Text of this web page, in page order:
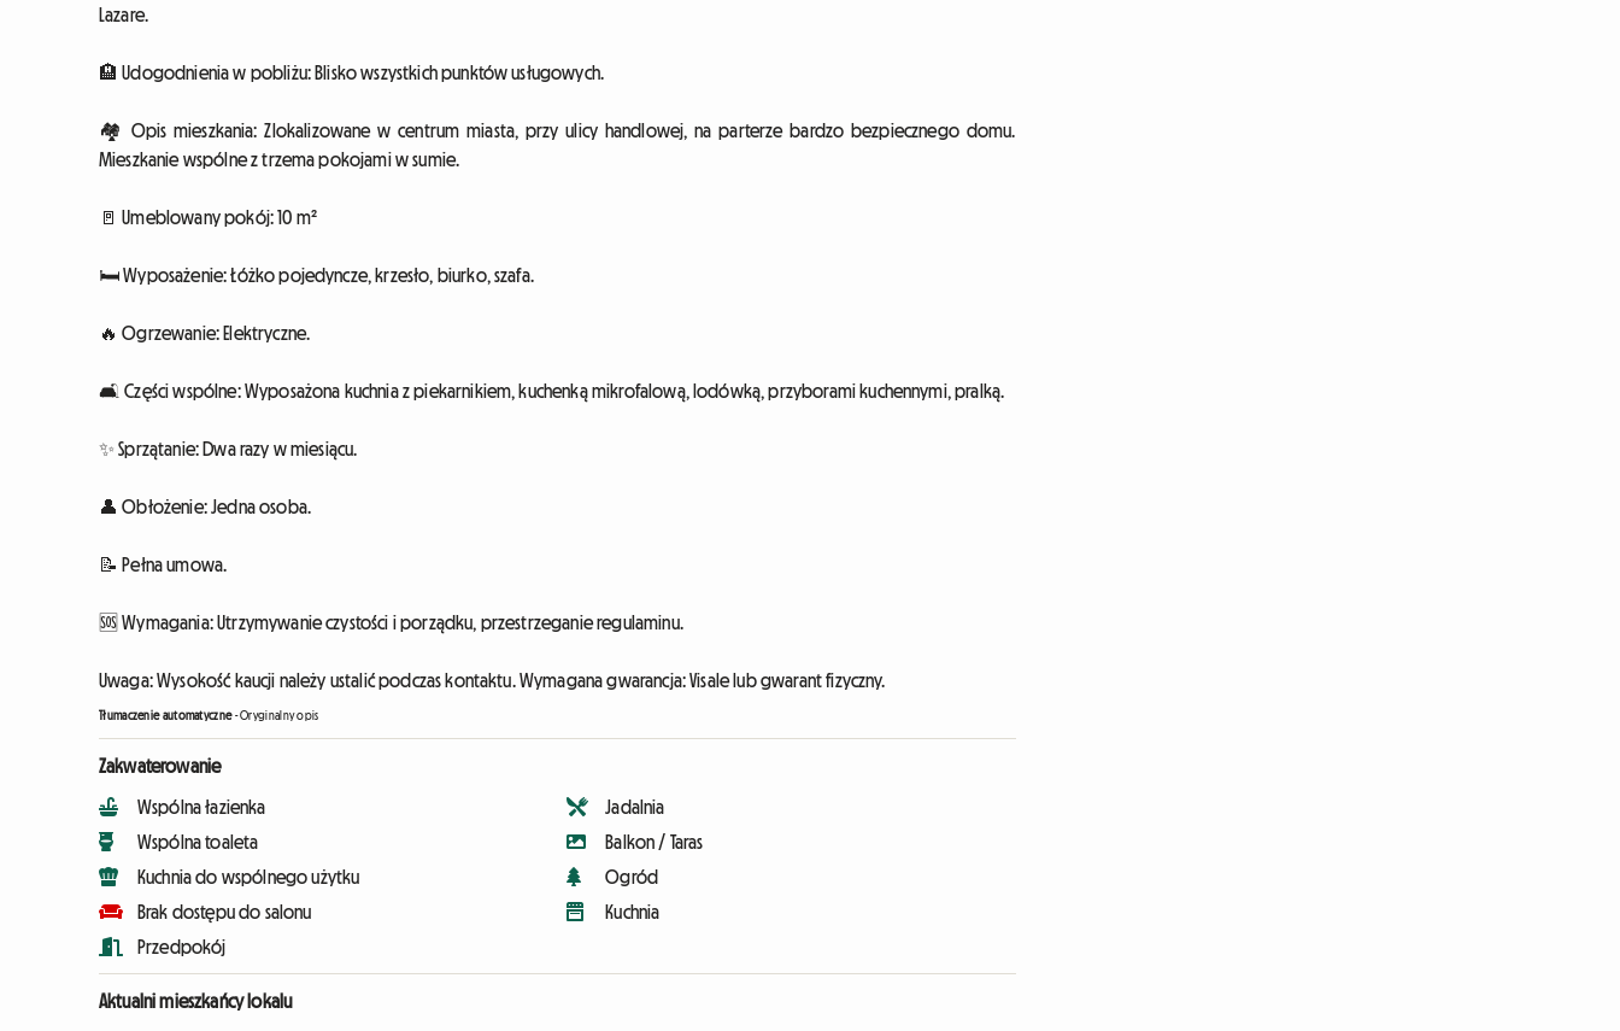
Lazare.
🏨 Udogodnienia w pobliżu: Blisko wszystkich punktów usługowych.
🏘 Opis mieszkania: Zlokalizowane w centrum miasta, przy ulicy handlowej, na parterze bardzo bezpiecznego domu.
Mieszkanie wspólne z trzema pokojami w sumie.
🚪 Umeblowany pokój: 10 m²
🛏 Wyposażenie: Łóżko pojedyncze, krzesło, biurko, szafa.
🔥 Ogrzewanie: Elektryczne.
🛋 Części wspólne: Wyposażona kuchnia z piekarnikiem, kuchenką mikrofalową, lodówką, przyborami kuchennymi, pralką.
✨ Sprzątanie: Dwa razy w miesiącu.
👤 Obłożenie: Jedna osoba.
📝 Pełna umowa.
🆘 Wymagania: Utrzymywanie czystości i porządku, przestrzeganie regulaminu.
Uwaga: Wysokość kaucji należy ustalić podczas kontaktu. Wymagana gwarancja: Visale lub gwarant fizyczny.
Tłumaczenie automatyczne-Oryginalny opis
Zakwaterowanie
Wspólna łazienka
Wspólna toaleta
Kuchnia do wspólnego użytku
Brak dostępu do salonu
Przedpokój
Jadalnia
Balkon / Taras
Ogród
Kuchnia
Aktualni mieszkańcy lokalu